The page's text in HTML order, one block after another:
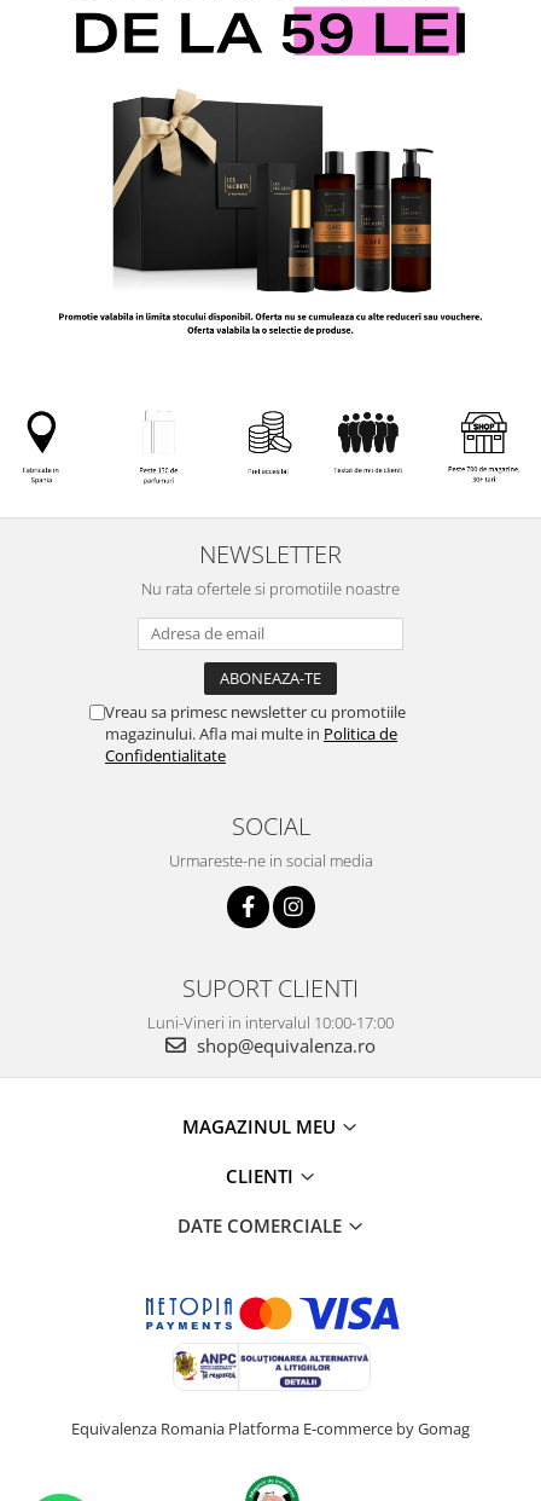
NEWSLETTER
Nu rata ofertele si promotiile noastre
Vreau sa primesc newsletter cu promotiile
magazinului. Afla mai multe in Politica de
Confidentialitate
SOCIAL
Urmareste-ne in social media
SUPORT CLIENTI
Luni-Vineri in intervalul 10:00-17:00
shop@equivalenza.ro
MAGAZINUL MEU
CLIENTI
DATE COMERCIALE
Equivalenza Romania Platforma E-commerce by Gomag